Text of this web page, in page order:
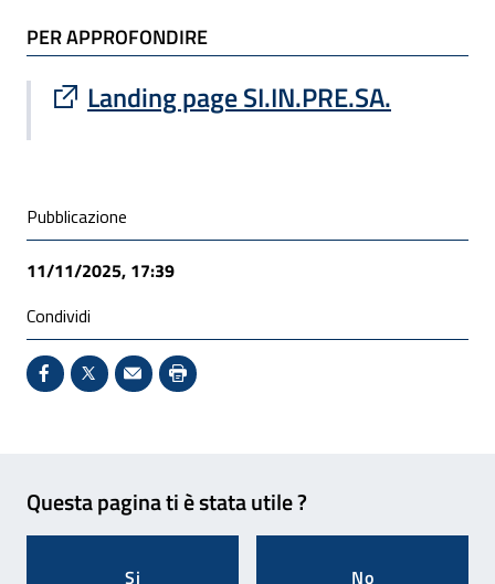
TI POTREBBE INTERESSARE
PER APPROFONDIRE
Landing page SI.IN.PRE.SA.
Sito esterno : apre una nuova finestra
Condivisione social
Pubblicazione
11/11/2025, 17:39
Condividi
Condividi su Facebook - Sito esterno - Apertura in
X - Sito esterno - Apertura in nuova finestra
Invio Mail: apre il programma di posta
Stampa pagina: scelta meno
Questa pagina ti è stata utile ?
Si No